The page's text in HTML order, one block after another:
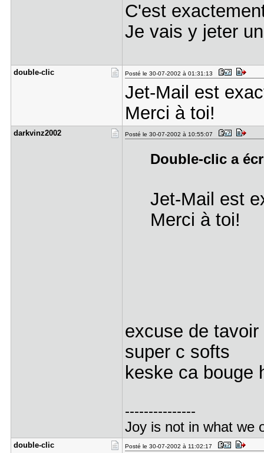
C'est
Je vais y jeter
double-cli​c Posté le 30-07-2002 à 01:31:13
Jet-Mail est
Merci à toi!
darkvinz20​02 Posté le 30-07-2002 à 10:55:07
Double-clic a
Jet-Mail est
Merci à toi!
excuse de
super c softs
keske ca
---------------
Joy is not in what we
double-cli​c Posté le 30-07-2002 à 11:02:17